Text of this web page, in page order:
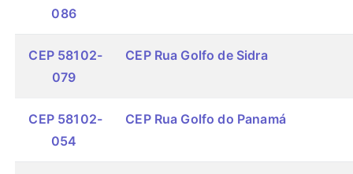
086
CEP 58102-
079
CEP Rua Golfo de Sidra
CEP 58102-
054
CEP Rua Golfo do Panamá